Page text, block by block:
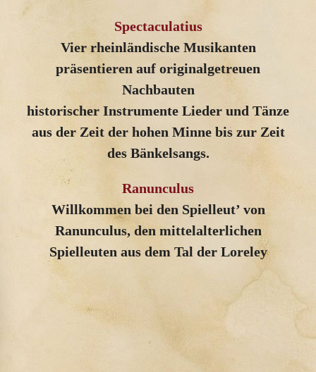
Spectaculatius
Vier rheinländische Musikanten
präsentieren auf originalgetreuen
Nachbauten
historischer Instrumente Lieder und Tänze
aus der Zeit der hohen Minne bis zur Zeit
des Bänkelsangs.
Ranunculus
Willkommen bei den Spielleut’ von
Ranunculus, den mittelalterlichen
Spielleuten aus dem Tal der Loreley